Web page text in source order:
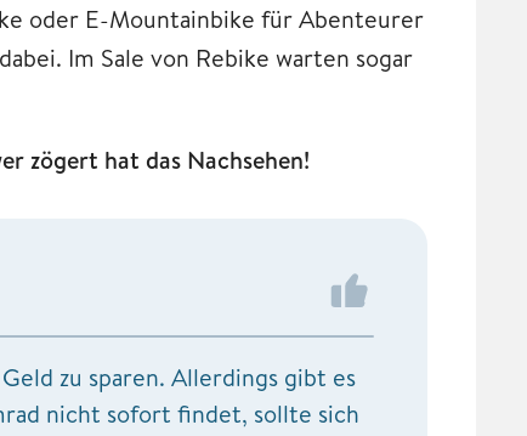
oder E-Mountainbike für Abenteurer
Im Sale von Rebike warten sogar
zögert hat das Nachsehen!
zu sparen. Allerdings gibt es
nicht sofort findet, sollte sich